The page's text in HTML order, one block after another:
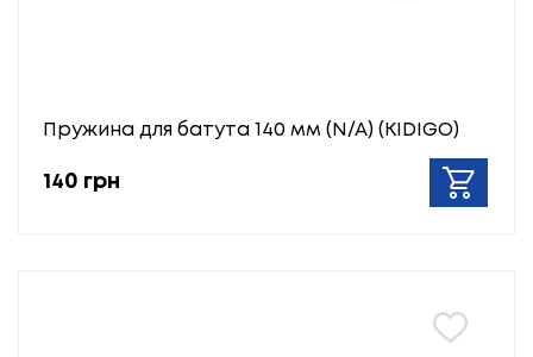
Пружина для батута 140 мм (N/A) (KIDIGO)
140 грн